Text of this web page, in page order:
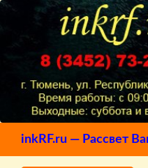
inkRF.ru — Рассвет